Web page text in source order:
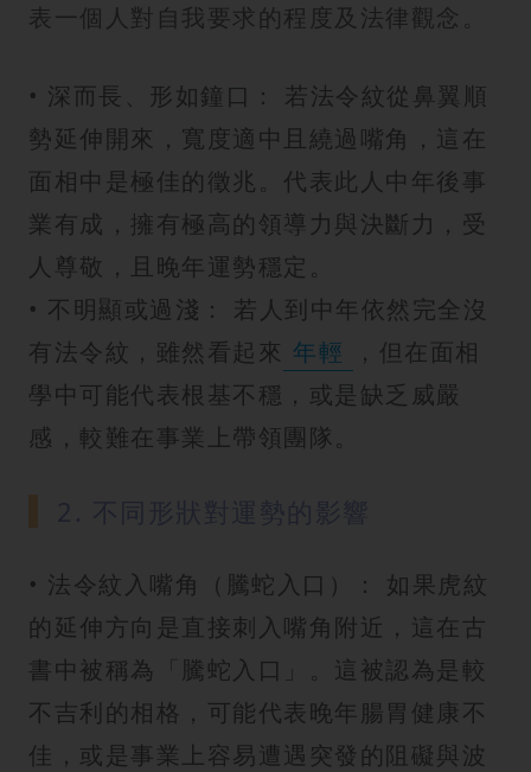
表一個人對自我要求的程度及法律觀念。
• 深而長、形如鐘口： 若法令紋從鼻翼順
勢延伸開來，寬度適中且繞過嘴角，這在
面相中是極佳的徵兆。代表此人中年後事
業有成，擁有極高的領導力與決斷力，受
人尊敬，且晚年運勢穩定。
• 不明顯或過淺： 若人到中年依然完全沒
有法令紋，雖然看起來 年輕
，但在面相
學中可能代表根基不穩，或是缺乏威嚴
感，較難在事業上帶領團隊。
• 法令紋入嘴角（騰蛇入口）： 如果虎紋
的延伸方向是直接刺入嘴角附近，這在古
書中被稱為「騰蛇入口」。這被認為是較
不吉利的相格，可能代表晚年腸胃健康不
佳，或是事業上容易遭遇突發的阻礙與波